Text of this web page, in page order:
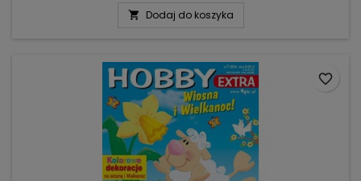
jako obrazek na oknie, a jabłka i gruszki będą zdobić
 Dodaj do koszyka
favorite_border